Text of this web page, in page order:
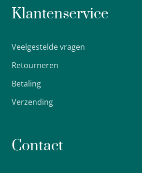
Klantenservice
Veelgestelde vragen
Retourneren
Betaling
Verzending
Contact